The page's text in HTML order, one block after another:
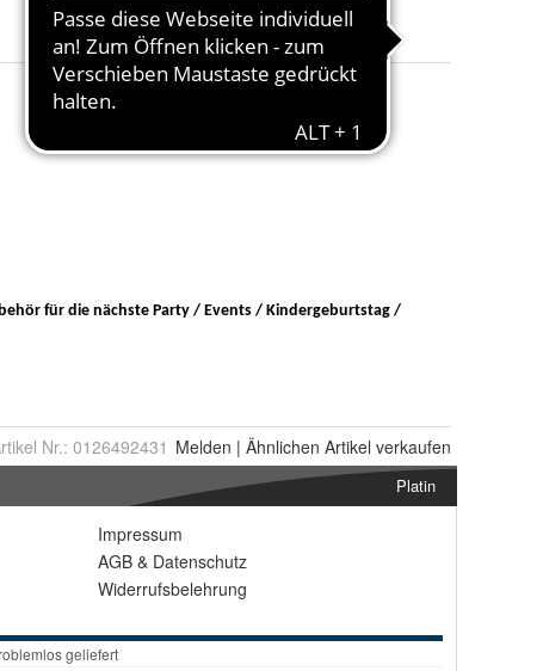
Nr.: 0126492431 Melden | Ähnlichen Artikel verkaufen
Platin
Impressum
AGB & Datenschutz
Widerrufsbelehrung